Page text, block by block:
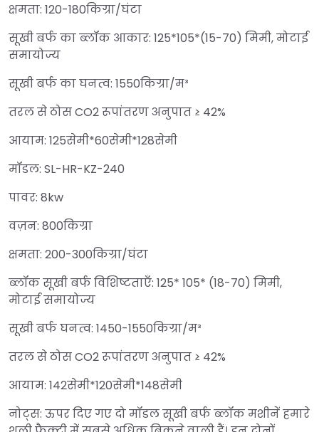
क्षमता: 120-180किग्रा/घंटा
सूखी बर्फ का ब्लॉक आकार: 125*105*(15-70) मिमी, मोटाई
समायोज्य
सूखी बर्फ का घनत्व: 1550किग्रा/म³
तरल से ठोस CO2 रूपांतरण अनुपात ≥ 42%
आयाम: 125सेमी*60सेमी*128सेमी
मॉडल: SL-HR-KZ-240
पावर: 8kw
वज़न: 800किग्रा
क्षमता: 200-300किग्रा/घंटा
ब्लॉक सूखी बर्फ विशिष्टताएँ: 125* 105* (18-70) मिमी,
मोटाई समायोज्य
सूखी बर्फ घनत्व: 1450-1550किग्रा/म³
तरल से ठोस CO2 रूपांतरण अनुपात ≥ 42%
आयाम: 142सेमी*120सेमी*148सेमी
नोट्स: ऊपर दिए गए दो मॉडल सूखी बर्फ ब्लॉक मशीनें हमारे